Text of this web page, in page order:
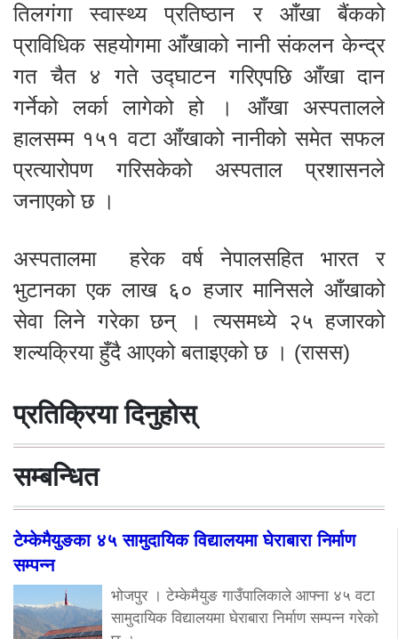
तिलगंगा स्वास्थ्य प्रतिष्ठान र आँखा बैंकको
प्राविधिक सहयोगमा आँखाको नानी संकलन केन्द्र
गत चैत ४ गते उद्घाटन गरिएपछि आँखा दान
गर्नेको लर्का लागेको हो । आँखा अस्पतालले
हालसम्म १५१ वटा आँखाको नानीको समेत सफल
प्रत्यारोपण गरिसकेको अस्पताल प्रशासनले
जनाएको छ ।
अस्पतालमा हरेक वर्ष नेपालसहित भारत र
भुटानका एक लाख ६० हजार मानिसले आँखाको
सेवा लिने गरेका छन् । त्यसमध्ये २५ हजारको
शल्यक्रिया हुँदै आएको बताइएको छ । (रासस)
प्रतिक्रिया दिनुहोस्
सम्बन्धित
टेम्केमैयुङका ४५ सामुदायिक विद्यालयमा घेराबारा निर्माण
सम्पन्न
भोजपुर । टेम्केमैयुङ गाउँपालिकाले आफ्ना ४५ वटा
सामुदायिक विद्यालयमा घेराबारा निर्माण सम्पन्न गरेको